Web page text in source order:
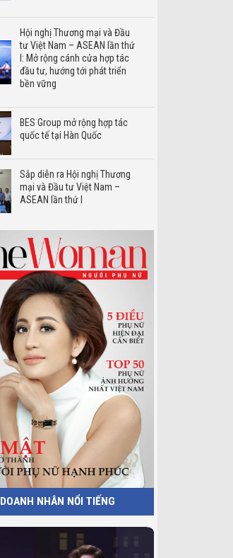
Hội nghị Thương mại và Đầu
tư Việt Nam – ASEAN lần thứ
I: Mở rộng cánh cửa hợp tác
đầu tư, hướng tới phát triển
bền vững
BES Group mở rộng hợp tác
quốc tế tại Hàn Quốc
Sắp diễn ra Hội nghị Thương
mại và Đầu tư Việt Nam –
ASEAN lần thứ I
DOANH NHÂN NỔI TIẾNG